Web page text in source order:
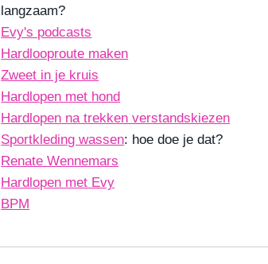
langzaam?
Evy's podcasts
Hardlooproute maken
Zweet in je kruis
Hardlopen met hond
Hardlopen na trekken verstandskiezen
Sportkleding wassen: hoe doe je dat?
Renate Wennemars
Hardlopen met Evy
BPM